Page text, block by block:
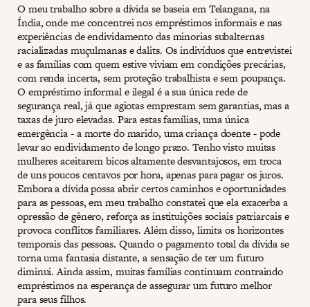
O meu trabalho sobre a dívida se baseia em Telangana, na
Índia, onde me concentrei nos empréstimos informais e nas
experiências de endividamento das minorias subalternas
racializadas muçulmanas e dalits. Os indivíduos que entrevistei
e as famílias com quem estive viviam em condições precárias,
com renda incerta, sem proteção trabalhista e sem poupança.
O empréstimo informal e ilegal é a sua única rede de
segurança real, já que agiotas emprestam sem garantias, mas a
taxas de juro elevadas. Para estas famílias, uma única
emergência - a morte do marido, uma criança doente - pode
levar ao endividamento de longo prazo. Tenho visto muitas
mulheres aceitarem bicos altamente desvantajosos, em troca
de uns poucos centavos por hora, apenas para pagar os juros.
Embora a dívida possa abrir certos caminhos e oportunidades
para as pessoas, em meu trabalho constatei que ela exacerba a
opressão de gênero, reforça as instituições sociais patriarcais e
provoca conflitos familiares. Além disso, limita os horizontes
temporais das pessoas. Quando o pagamento total da dívida se
torna uma fantasia distante, a sensação de ter um futuro
diminui. Ainda assim, muitas famílias continuam contraindo
empréstimos na esperança de assegurar um futuro melhor
para seus filhos.